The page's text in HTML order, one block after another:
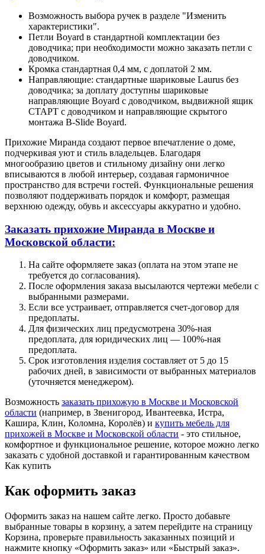
Возможность выбора ручек в разделе "Изменить
характеристики".
Петли Boyard в стандартной комплектации без
доводчика; при необходимости можно заказать петли с
доводчиком.
Кромка стандартная 0,4 мм, с доплатой 2 мм.
Направляющие: стандартные шариковые Laurus без
доводчика; за доплату доступны шариковые
направляющие Boyard с доводчиком, выдвижной ящик
СТАРТ с доводчиком и направляющие скрытого
монтажа B-Slide Boyard.
Прихожие Миранда создают первое впечатление о доме,
подчеркивая уют и стиль владельцев. Благодаря
многообразию цветов и стильному дизайну они легко
вписываются в любой интерьер, создавая гармоничное
пространство для встречи гостей. Функциональные решения
позволяют поддерживать порядок и комфорт, размещая
верхнюю одежду, обувь и аксессуары аккуратно и удобно.
Заказать прихожие Миранда в Москве и
Московской области:
На сайте оформляете заказ (оплата на этом этапе не
требуется до согласования).
После оформления заказа высылаются чертежи мебели с
выбранными размерами.
Если все устраивает, отправляется счет-договор для
предоплаты.
Для физических лиц предусмотрена 30%-ная
предоплата, для юридических лиц — 100%-ная
предоплата.
Срок изготовления изделия составляет от 5 до 15
рабочих дней, в зависимости от выбранных материалов
(уточняется менеджером).
Возможность заказать прихожую в Москве и Московской
области (например, в Звенигород, Ивантеевка, Истра,
Кашира, Клин, Коломна, Королёв) и купить мебель для
прихожей в Москве и Московской области - это стильное,
комфортное и функциональное решение, которое можно легко
заказать с удобной доставкой и гарантированным качеством
Как купить
Как оформить заказ
Оформить заказ на нашем сайте легко. Просто добавьте
выбранные товары в корзину, а затем перейдите на страницу
Корзина, проверьте правильность заказанных позиций и
нажмите кнопку «Оформить заказ» или «Быстрый заказ».